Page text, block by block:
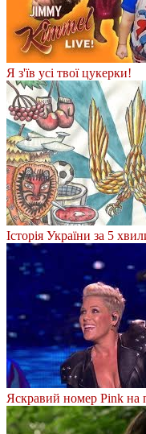
Я з'їв усі твої цукерки!
Історія України за 5
Яскравий номер Pink на